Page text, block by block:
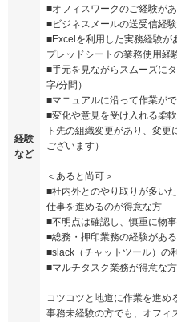
経験
など
■オフィスワークのご経験があ
■ビジネスメールの送受信経
■Excelを利用した実務経験
プレッドシートの業務使用経
■手元を見ながらスムーズに
字/分間）
■マニュアルに沿って作業が
■変化や意見を受け入れる柔
ト先の組織変更があり、変
ございます）
＜あると尚可＞
■社内外とのやり取りが多い
仕事を進めるのが得意な方
■不明点は確認し、慎重に物
■総務・押印業務の経験があ
■slack（チャットツール）の
■マルチタスク業務が得意な方
コツコツと地道に作業を進
事務未経験の方でも、オフィ